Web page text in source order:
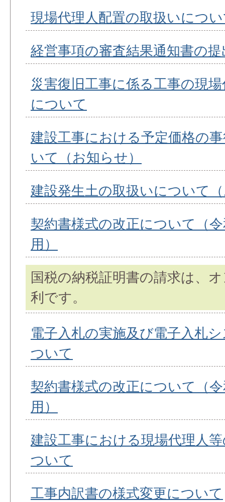
現場代理人配置の取扱いにつ
経営事項の審査結果通知書の
災害復旧工事に係る工事の現
について
建設工事における予定価格の
いて（お知らせ）
建設発生土の取扱いについて
契約書様式の改正について（
用）
国税の納税証明書の請求は、
利です。
電子入札の実施及び電子入札
ついて
契約書様式の改正について（
用）
建設工事における現場代理人
ついて
工事内訳書の様式変更について